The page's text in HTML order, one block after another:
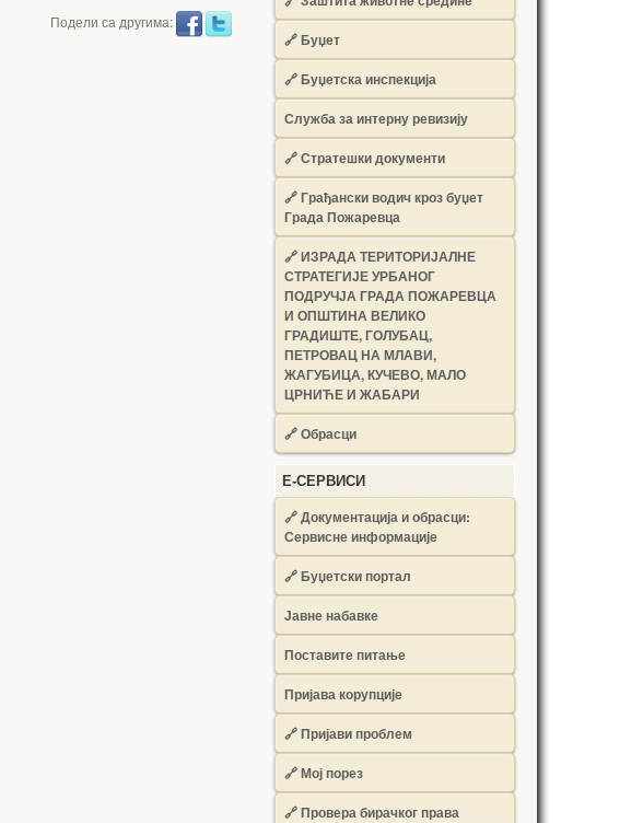
Подели са другима:
🔗Буџет
🔗Буџетска инспекција
Служба за интерну ревизију
🔗Стратешки документи
🔗Грађански водич кроз буџет
Града Пожаревца
🔗ИЗРАДА ТЕРИТОРИЈАЛНЕ
СТРАТЕГИЈЕ УРБАНОГ
ПОДРУЧЈА ГРАДА ПОЖАРЕВЦА
И ОПШТИНА ВЕЛИКО
ГРАДИШТЕ, ГОЛУБАЦ,
ПЕТРОВАЦ НА МЛАВИ,
ЖАГУБИЦА, КУЧЕВО, МАЛО
ЦРНИЋЕ И ЖАБАРИ
🔗Обрасци
Е-СЕРВИСИ
🔗 Документација и обрасци:
Сервисне информације
🔗 Буџетски портал
Јавне набавке
Поставите питање
Пријава корупције
🔗 Пријави проблем
🔗 Мој порез
🔗 Провера бирачког права